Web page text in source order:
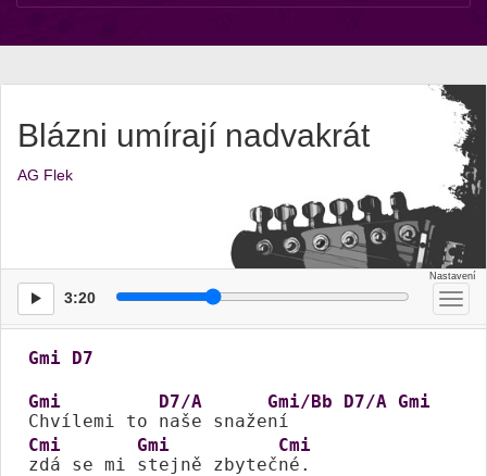
Blázni umírají nadvakrát
AG Flek
3:20
Gmi D7
Gmi
Chvílemi to
D7/A
naše snaže
Gmi/Bb
ní
D7/A Gmi
Cmi
zdá se mi
Gmi
stejně zbyteč
Cmi